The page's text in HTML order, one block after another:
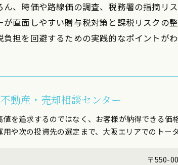
、時価や路線価の調査、税務署の指摘リ
直面しやすい贈与税対策と課税リスクの
担を回避するための実践的なポイントがわ
動産・売却相談センター
値を追求するのではなく、お客様が納得できる
用や次の投資先の選定まで、大阪エリアでのトー
〒550-